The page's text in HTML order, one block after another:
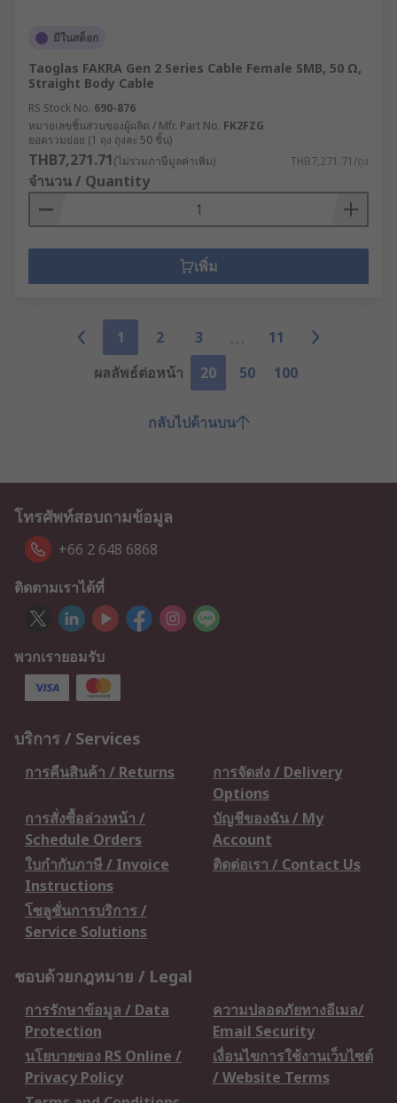
มีในสต็อก
Taoglas FAKRA Gen 2 Series Cable Female SMB, 50 Ω,
Straight Body Cable
RS Stock No. 690-876
หมายเลขชิ้นส่วนของผู้ผลิต / Mfr. Part No. FK2FZG
ยอดรวมย่อย (1 ถุง ถุงละ 50 ชิ้น)
THB7,271.71(ไม่รวมภาษีมูลค่าเพิ่ม) THB7,271.71/ถุง
จำนวน / Quantity
เพิ่ม
1 2 3
11
ผลลัพธ์ต่อหน้า
20 50 100
กลับไปด้านบน
โทรศัพท์สอบถามข้อมูล
+66 2 648 6868
ติดตามเราได้ที่
พวกเรายอมรับ
บริการ / Services
การคืนสินค้า / Returns
การจัดส่ง / Delivery
Options
การสั่งซื้อล่วงหน้า /
Schedule Orders
บัญชีของฉัน / My
Account
ใบกำกับภาษี / Invoice
Instructions
ติดต่อเรา / Contact Us
โซลูชั่นการบริการ /
Service Solutions
ชอบด้วยกฎหมาย / Legal
การรักษาข้อมูล / Data
Protection
ความปลอดภัยทางอีเมล/
Email Security
นโยบายของ RS Online /
Privacy Policy
เงื่อนไขการใช้งานเว็บไซต์
/ Website Terms